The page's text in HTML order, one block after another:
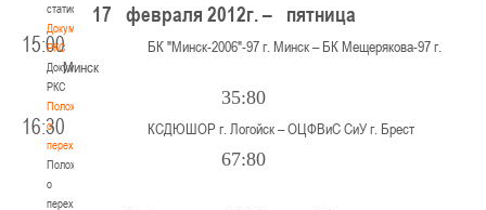
статистике
Документы
РКС
Документы
РКС
Положение
о
переходах
Положение
о
переходах
17 февраля 2012г. – пятница
15:00
БК "Минск-2006"-97 г. Минск – БК Мещерякова-97 г.
Минск
35:80
16:30 КСДЮШОР г. Логойск – ОЦФВиС СиУ г. Брест
67:80